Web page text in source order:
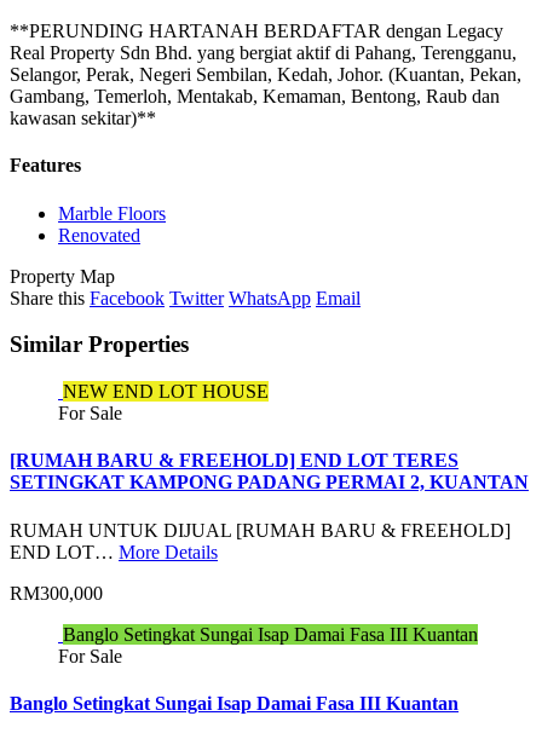
**PERUNDING HARTANAH BERDAFTAR dengan Legacy
Real Property Sdn Bhd. yang bergiat aktif di Pahang, Terengganu,
Selangor, Perak, Negeri Sembilan, Kedah, Johor. (Kuantan, Pekan,
Gambang, Temerloh, Mentakab, Kemaman, Bentong, Raub dan
kawasan sekitar)**
Features
Marble Floors
Renovated
Property Map
Share this Facebook Twitter WhatsApp Email
Similar Properties
NEW END LOT HOUSE
For Sale
[RUMAH BARU & FREEHOLD] END LOT TERES
SETINGKAT KAMPONG PADANG PERMAI 2, KUANTAN
RUMAH UNTUK DIJUAL [RUMAH BARU & FREEHOLD]
END LOT… More Details
RM300,000
Banglo Setingkat Sungai Isap Damai Fasa III Kuantan
For Sale
Banglo Setingkat Sungai Isap Damai Fasa III Kuantan